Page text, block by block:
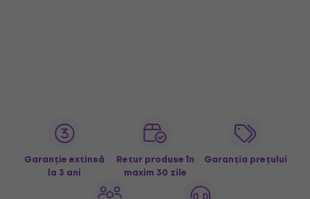
Garanție extinsă
la 3 ani
Retur produse în
maxim 30 zile
Garanția prețului